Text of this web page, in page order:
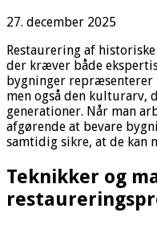
27. december 2025
Restaurering af
der kræver både
bygninger
men også den kulturarv,
generationer. Når man
afgørende at bevare
samtidig sikre, at de kan
Teknikker og